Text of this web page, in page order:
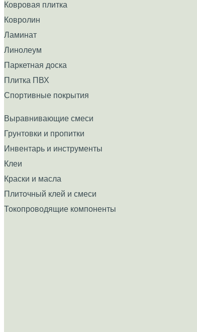
Ковровая плитка
Ковролин
Ламинат
Линолеум
Паркетная доска
Плитка ПВХ
Спортивные покрытия
Выравнивающие смеси
Грунтовки и пропитки
Инвентарь и инструменты
Клеи
Краски и масла
Плиточный клей и смеси
Токопроводящие компоненты